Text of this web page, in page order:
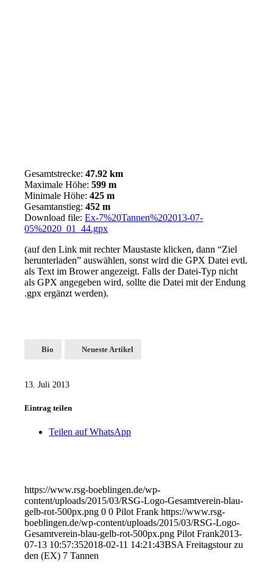
Gesamtstrecke: 47.92 km
Maximale Höhe: 599 m
Minimale Höhe: 425 m
Gesamtanstieg: 452 m
Download file:Ex-7%20Tannen%202013-07-
05%2020_01_44.gpx
(auf den Link mit rechter Maustaste klicken, dann “Ziel
herunterladen” auswählen, sonst wird die GPX Datei evtl.
als Text im Brower angezeigt. Falls der Datei-Typ nicht
als GPX angegeben wird, sollte die Datei mit der Endung
.gpx ergänzt werden).
Bio Neueste Artikel
13. Juli 2013
Eintrag teilen
Teilen auf WhatsApp
https://www.rsg-boeblingen.de/wp-
content/uploads/2015/03/RSG-Logo-Gesamtverein-blau-
gelb-rot-500px.png 0 0 Pilot Frank https://www.rsg-
boeblingen.de/wp-content/uploads/2015/03/RSG-Logo-
Gesamtverein-blau-gelb-rot-500px.png Pilot Frank2013-
07-13 10:57:352018-02-11 14:21:43BSA Freitagstour zu
den (EX) 7 Tannen